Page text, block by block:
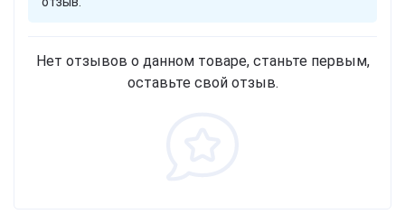
Нет отзывов о данном товаре, станьте первым,
оставьте свой отзыв.